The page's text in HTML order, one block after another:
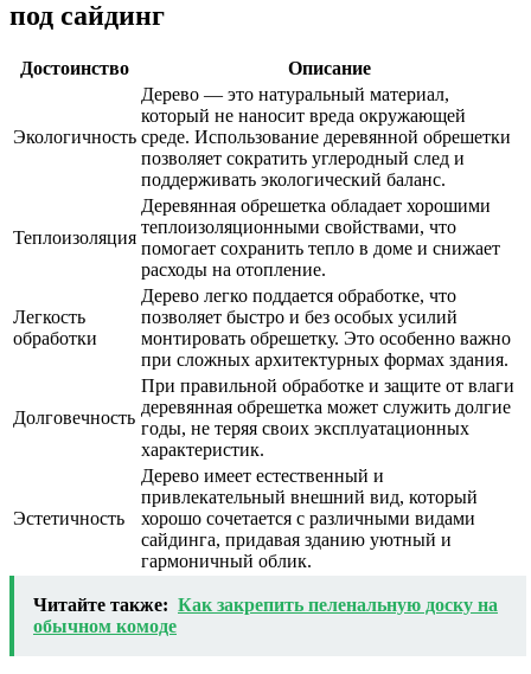
под сайдинг
Достоинство Описание
Экологичность
Дерево — это натуральный материал,
который не наносит вреда окружающей
среде. Использование деревянной обрешетки
позволяет сократить углеродный след и
поддерживать экологический баланс.
Теплоизоляция
Деревянная обрешетка обладает хорошими
теплоизоляционными свойствами, что
помогает сохранить тепло в доме и снижает
расходы на отопление.
Легкость
обработки
Дерево легко поддается обработке, что
позволяет быстро и без особых усилий
монтировать обрешетку. Это особенно важно
при сложных архитектурных формах здания.
Долговечность
При правильной обработке и защите от влаги
деревянная обрешетка может служить долгие
годы, не теряя своих эксплуатационных
характеристик.
Эстетичность
Дерево имеет естественный и
привлекательный внешний вид, который
хорошо сочетается с различными видами
сайдинга, придавая зданию уютный и
гармоничный облик.
Читайте также: Как закрепить пеленальную доску на
обычном комоде